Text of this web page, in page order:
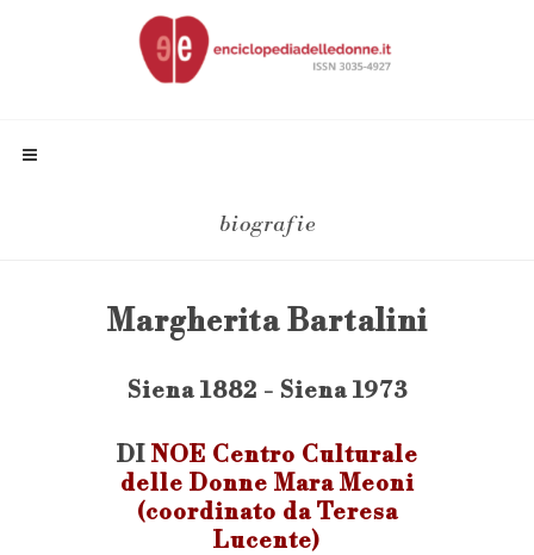
biografie
Margherita Bartalini
Siena 1882 - Siena 1973
DI NOE Centro Culturale
delle Donne Mara Meoni
(coordinato da Teresa
Lucente)